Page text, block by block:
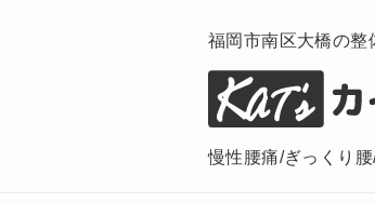
福岡市南区大橋の整
慢性腰痛/ぎっくり